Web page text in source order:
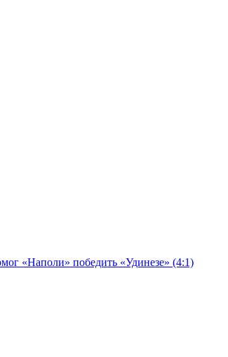
«Наполи» победить «Удинезе» (4:1)